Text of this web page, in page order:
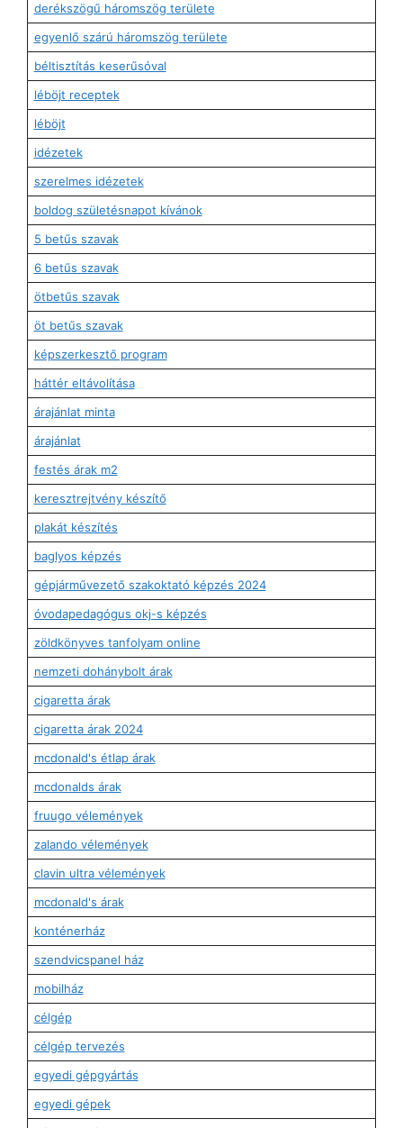
derékszögű háromszög területe
egyenlő szárú háromszög területe
béltisztítás keserűsóval
léböjt receptek
léböjt
idézetek
szerelmes idézetek
boldog születésnapot kívánok
5 betűs szavak
6 betűs szavak
ötbetűs szavak
öt betűs szavak
képszerkesztő program
háttér eltávolítása
árajánlat minta
árajánlat
festés árak m2
keresztrejtvény készítő
plakát készítés
baglyos képzés
gépjárművezető szakoktató képzés 2024
óvodapedagógus okj-s képzés
zöldkönyves tanfolyam online
nemzeti dohánybolt árak
cigaretta árak
cigaretta árak 2024
mcdonald's étlap árak
mcdonalds árak
fruugo vélemények
zalando vélemények
clavin ultra vélemények
mcdonald's árak
konténerház
szendvicspanel ház
mobilház
célgép
célgép tervezés
egyedi gépgyártás
egyedi gépek